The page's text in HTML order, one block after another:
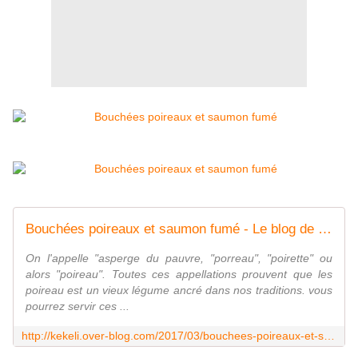
Bouchées poireaux et saumon fumé - Le blog de kekeli
On l'appelle "asperge du pauvre, "porreau", "poirette" ou
alors "poireau". Toutes ces appellations prouvent que les
poireau est un vieux légume ancré dans nos traditions. vous
pourrez servir ces ...